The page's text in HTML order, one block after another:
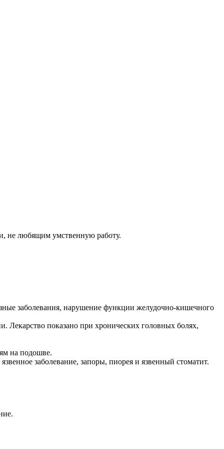
не любящим умственную работу.
заболевания, нарушение функции желудочно-кишечного
Лекарство показано при хронических головных болях,
на подошве.
заболевание, запоры, пиорея и язвенный стоматит.